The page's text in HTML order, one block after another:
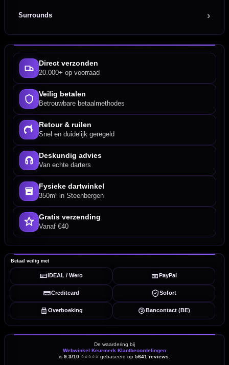
Surrounds
Direct verzonden
20.000+ op voorraad
Veilig betalen
Betrouwbare betaalmethodes
Retour & ruilen
Snel en duidelijk geregeld
Deskundig advies
Van echte darters
Fysieke dartwinkel
350m² in Steenbergen
Gratis verzending
Vanaf €40
Betaal veilig met
iDEAL / Wero PayPal
Creditcard Sofort
Overboeking Bancontact (BE)
De waardering bij
Webwinkel Keurmerk Klantbeoordelingen
is 9.3/10 ⭐⭐⭐⭐⭐ gebaseerd op 5641 reviews